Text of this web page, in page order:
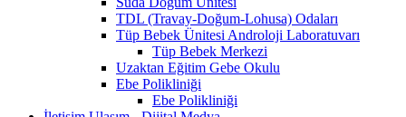
TDL (Travay-Doğum-Lohusa) Odaları
Tüp Bebek Ünitesi Androloji Laboratuvarı
Tüp Bebek Merkezi
Uzaktan Eğitim Gebe Okulu
Ebe Polikliniği
Ebe Polikliniği